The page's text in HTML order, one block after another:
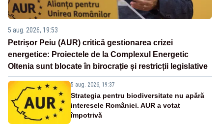
5 aug. 2026, 19:53
Petrișor Peiu (AUR) critică gestionarea crizei
energetice: Proiectele de la Complexul Energetic
Oltenia sunt blocate în birocrație și restricții legislative
5 aug. 2026, 19:37
Strategia pentru biodiversitate nu apără
interesele României. AUR a votat
împotrivă